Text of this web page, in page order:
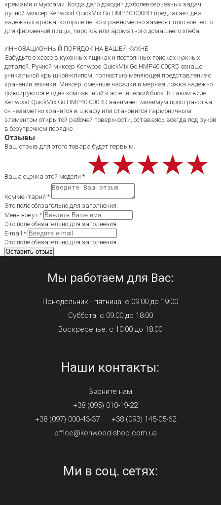
кремами и муссами. Когда дело доходит до более серьезных задач,
ручной миксер Kenwood QuickMix Go HMP40.000RD предлагает два
надежных крюка, которые легко и равномерно замесят плотное тесто
для фирменной пиццы, пирогов или ароматного домашнего хлеба.
ИННОВАЦИОННЫЙ ПОРЯДОК НА ВАШЕЙ КУХНЕ
Забудьте о хаосе в кухонных ящиках и постоянных поисках нужных
деталей. Ручной миксер Kenwood QuickMix Go HMP40.000RD оснащен
уникальной крышкой-клипом, полностью меняющей представление о
хранении техники. Миксер, сменные насадки и мерная ложка надежно
фиксируются в один компактный и эстетический блок. В таком виде
Kenwood QuickMix Go HMP40.000RD занимает минимум пространства:
он незаметно хранится в шкафу или становится гармоничным
элементом открытой рабочей поверхности, оставаясь всегда под рукой
в ​​безупречном порядке.
Отзывы
Ваш отзыв для этого товара будет первым.
Ваша оценка этой модели * ★★★★★
★★★★★
★★★★★
Комментарий *
Это поле обязательно для заполнения.
Меня зовут *
Это поле обязательно для заполнения.
E-mail *
Это поле обязательно для заполнения.
Мы работаем для Вас:
Понедельник - пятница: с 09:00 до 19:00
Суббота: с 09:00 до 18:00
Воскресенье: с 10:00 до 18:00
Наши контакты:
Звоните нам
+38 (095) 010-19-22
+38 (097) 000-43-37
+38 (093) 145-05-62
office@kenwood-shop.com.ua
Ми в соц. сетях: